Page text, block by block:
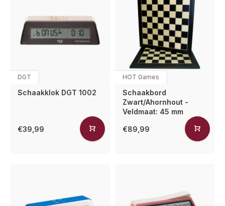
DGT
Schaakklok DGT 1002
€39,99
HOT Games
Schaakbord
Zwart/Ahornhout -
Veldmaat: 45 mm
€89,99